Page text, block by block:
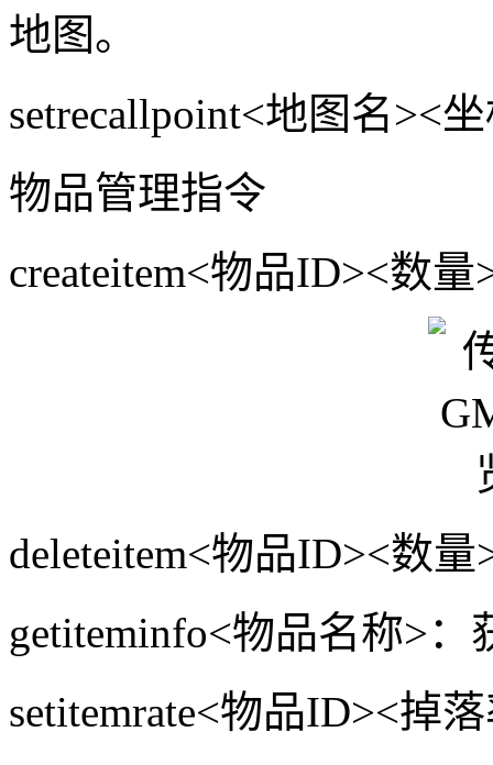
地图。
setrecallpoint<地图名><
物品管理指令
createitem<物品ID><数
deleteitem<物品ID><数
getiteminfo<物品名称>：
setitemrate<物品ID><掉